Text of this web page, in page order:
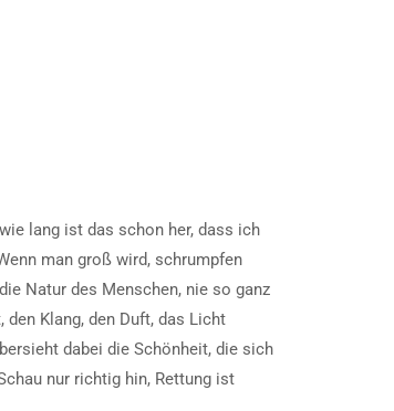
lang ist das schon her, dass ich
man groß wird, schrumpfen
Natur des Menschen, nie so ganz
Klang, den Duft, das Licht
dabei die Schönheit, die sich
nur richtig hin, Rettung ist